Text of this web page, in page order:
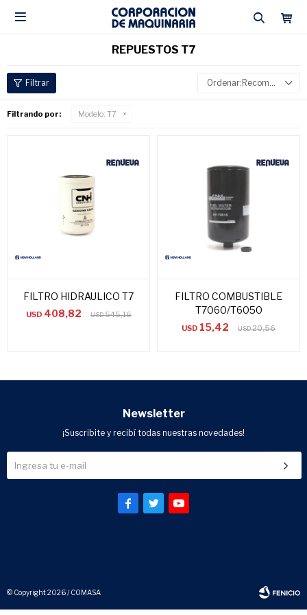

REPUESTOS T7
Recomendados
Filtrando por: Modelo: T7
FILTRO HIDRAULICO T7
USD 408,82 USD545,16
FILTRO COMBUSTIBLE
T7060/T6050
USD 15,42 USD20,56
Newsletter
¡Suscribite y recibí todas nuestras novedades!
  
© Copyright 2026 / COMASA